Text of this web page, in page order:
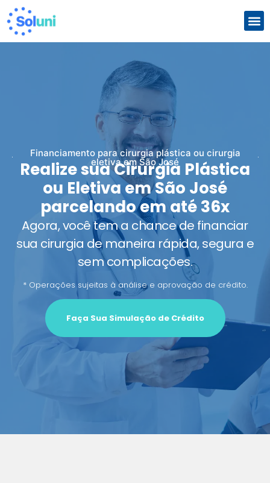
Financiamento para cirurgia plástica ou cirurgia
eletiva em São José
Realize sua Cirurgia Plástica
ou Eletiva em São José
parcelando em até 36x
Agora, você tem a chance de financiar
sua cirurgia de maneira rápida, segura e
sem complicações.
* Operações sujeitas à análise e aprovação de crédito.
Faça Sua Simulação de Crédito